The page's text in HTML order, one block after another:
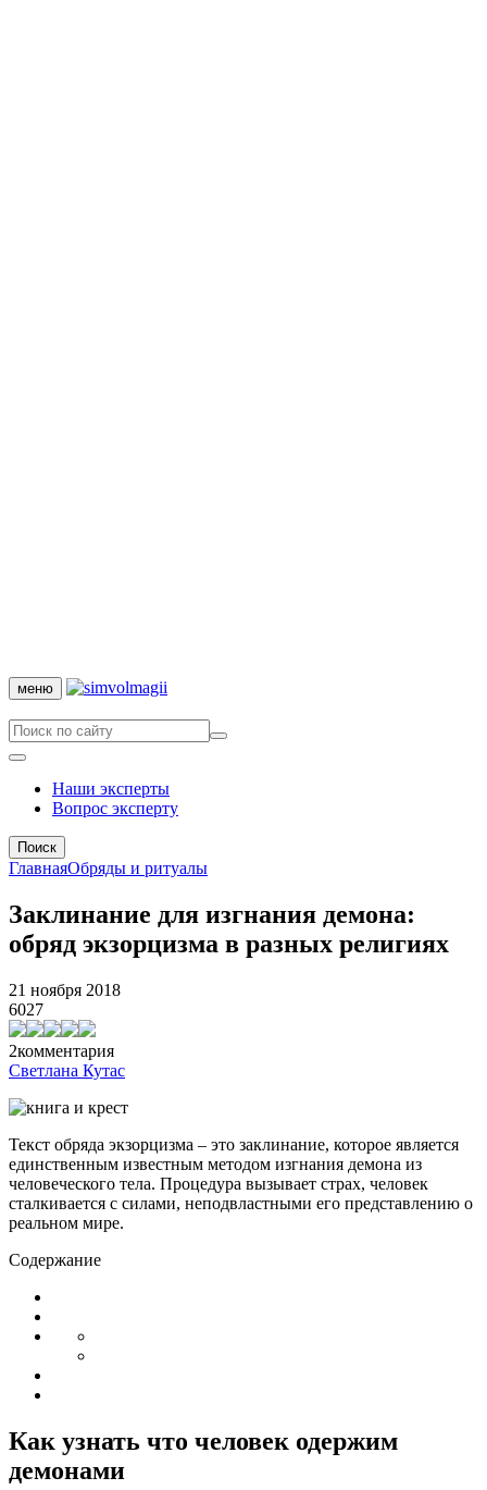
меню
Наши эксперты
Вопрос эксперту
Поиск
ГлавнаяОбряды и ритуалы
Заклинание для изгнания демона:
обряд экзорцизма в разных религиях
21 ноября 2018
6027
2комментария
Светлана Кутас
Текст обряда экзорцизма – это заклинание, которое является
единственным известным методом изгнания демона из
человеческого тела. Процедура вызывает страх, человек
сталкивается с силами, неподвластными его представлению о
реальном мире.
Содержание
Как узнать что человек одержим
демонами